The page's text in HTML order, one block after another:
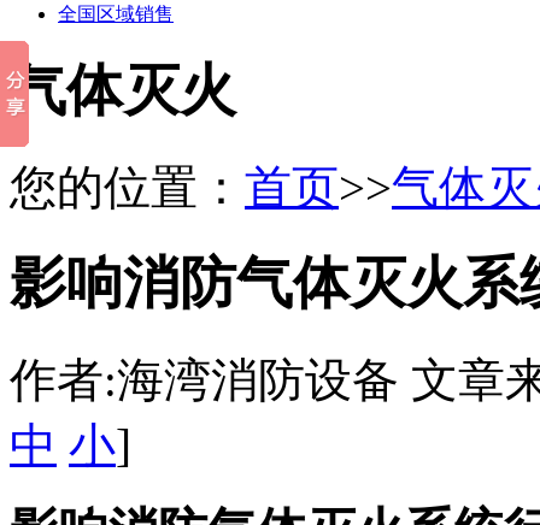
全国区域销售
气体灭火
您的位置： 首页>>气体
影响消防气体灭火
作者:海湾消防设备 文章
中 小]